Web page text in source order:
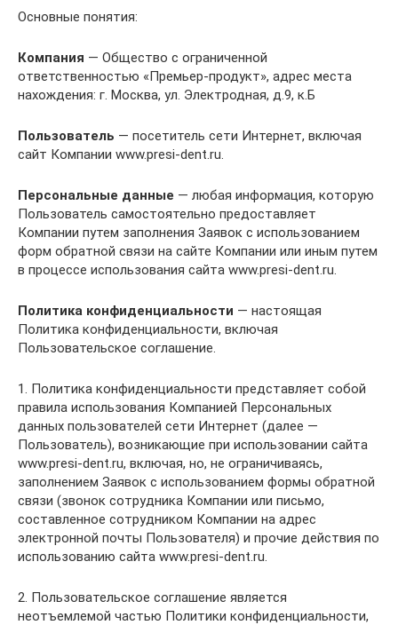
Основные понятия:
Компания — Общество с ограниченной
ответственностью «Премьер-продукт», адрес места
нахождения: г. Москва, ул. Электродная, д.9, к.Б
Пользователь — посетитель сети Интернет, включая
сайт Компании www.presi-dent.ru.
Персональные данные — любая информация, которую
Пользователь самостоятельно предоставляет
Компании путем заполнения Заявок с использованием
форм обратной связи на сайте Компании или иным путем
в процессе использования сайта www.presi-dent.ru.
Политика конфиденциальности — настоящая
Политика конфиденциальности, включая
Пользовательское соглашение.
1. Политика конфиденциальности представляет собой
правила использования Компанией Персональных
данных пользователей сети Интернет (далее —
Пользователь), возникающие при использовании сайта
www.presi-dent.ru, включая, но, не ограничиваясь,
заполнением Заявок с использованием формы обратной
связи (звонок сотрудника Компании или письмо,
составленное сотрудником Компании на адрес
электронной почты Пользователя) и прочие действия по
использованию сайта www.presi-dent.ru.
2. Пользовательское соглашение является
неотъемлемой частью Политики конфиденциальности,